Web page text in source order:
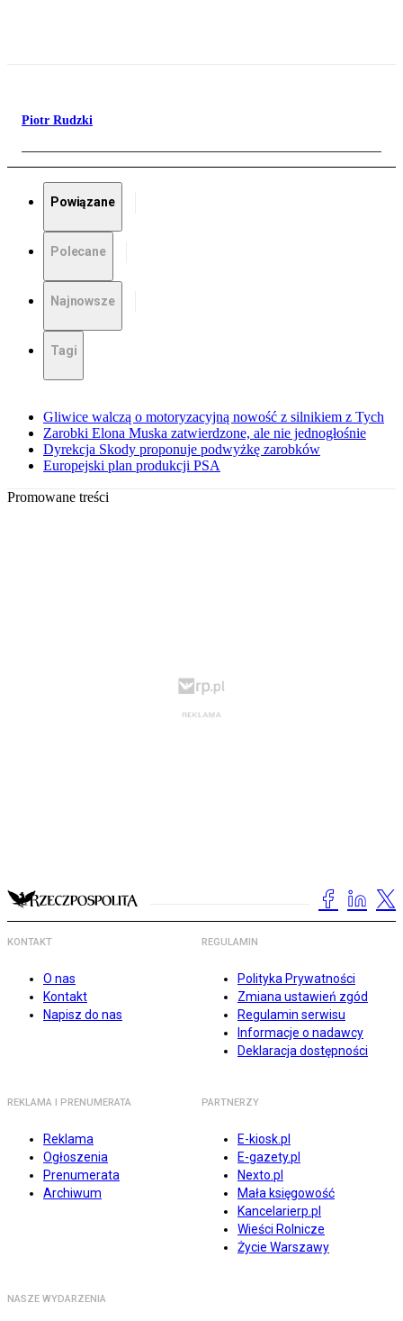
Piotr Rudzki
Powiązane
Polecane
Najnowsze
Tagi
Gliwice walczą o motoryzacyjną nowość z silnikiem z Tych
Zarobki Elona Muska zatwierdzone, ale nie jednogłośnie
Dyrekcja Skody proponuje podwyżkę zarobków
Europejski plan produkcji PSA
Promowane treści
KONTAKT
O nas
Kontakt
Napisz do nas
REGULAMIN
Polityka Prywatności
Zmiana ustawień zgód
Regulamin serwisu
Informacje o nadawcy
Deklaracja dostępności
REKLAMA I PRENUMERATA
Reklama
Ogłoszenia
Prenumerata
Archiwum
PARTNERZY
E-kiosk.pl
E-gazety.pl
Nexto.pl
Mała księgowość
Kancelarierp.pl
Wieści Rolnicze
Życie Warszawy
NASZE WYDARZENIA